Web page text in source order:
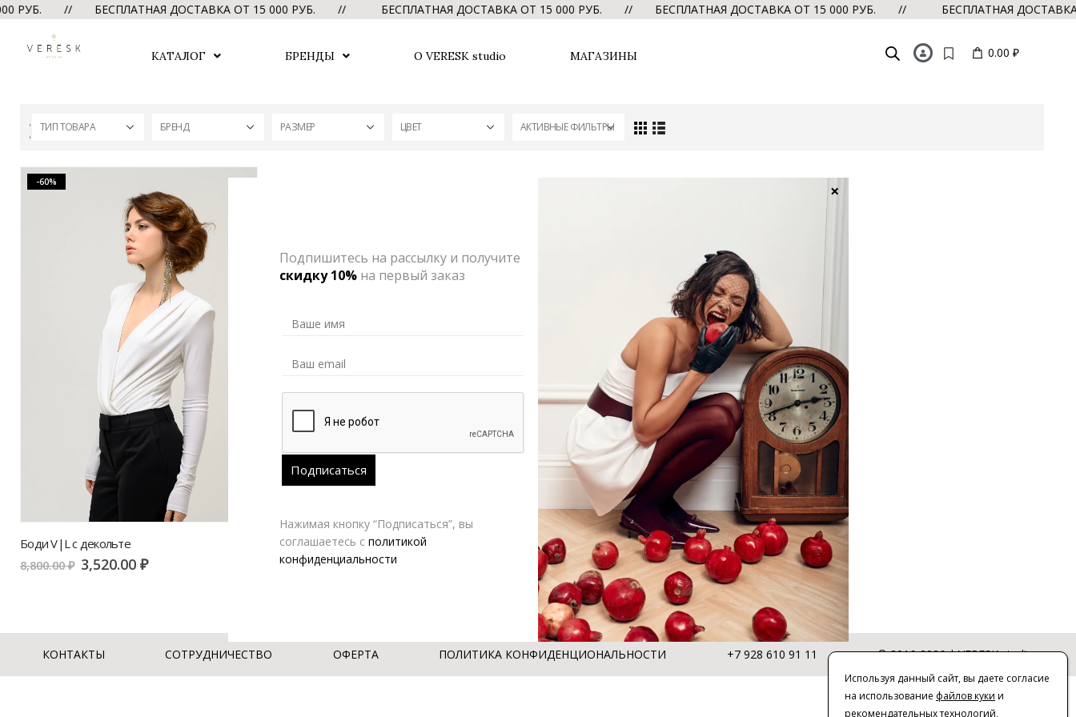
РУБ. // БЕСПЛАТНАЯ ДОСТАВКА ОТ 15 000 РУБ. // БЕСПЛАТНАЯ ДОСТАВКА ОТ 15 000 РУБ. // БЕСПЛАТНАЯ ДОСТАВКА ОТ 15 000 РУБ. // БЕСПЛАТНАЯ
КАТАЛОГ БРЕНДЫ О VERESK studio МАГАЗИНЫ 0.00 ₽
ТИП ТОВАРА БРЕНД РАЗМЕР ЦВЕТ АКТИВНЫЕ ФИЛЬТРЫ
-60%
Боди V|L с декольте
8,800.00₽ 3,520.00₽
КОНТАКТЫ СОТРУДНИЧЕСТВО ОФЕРТА ПОЛИТИКА КОНФИДЕНЦИОНАЛЬНОСТИ +7 928 610 91 11 © 2016-2026 | VERESK studio
Используя данный сайт, вы даете согласие
на использование файлов куки и
рекомендательных технологий,
Подпишитесь на рассылку и получите
скидку 10%на первый заказ
Нажимая кнопку “Подписаться”, вы
соглашаетесь с политикой
конфиденциальности
×